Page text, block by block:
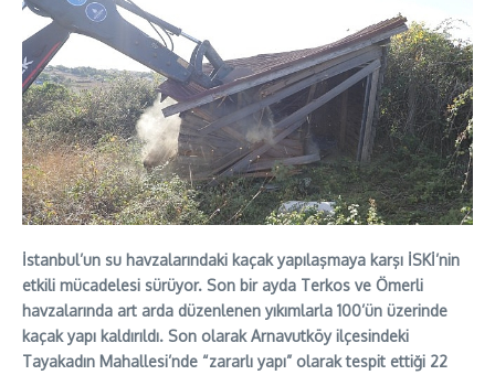
İstanbul’un su havzalarındaki kaçak yapılaşmaya karşı İSKİ’nin
etkili mücadelesi sürüyor. Son bir ayda Terkos ve Ömerli
havzalarında art arda düzenlenen yıkımlarla 100’ün üzerinde
kaçak yapı kaldırıldı. Son olarak Arnavutköy ilçesindeki
Tayakadın Mahallesi’nde “zararlı yapı” olarak tespit ettiği 22